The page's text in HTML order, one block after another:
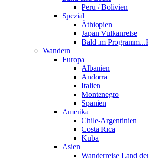
Peru / Bolivien
Spezial
Äthiopien
Japan Vulkanreise
Bald im
Wandern
Europa
Albanien
Andorra
Italien
Montenegro
Spanien
Amerika
Chile-Argentinien
Costa Rica
Kuba
Asien
Wanderreise Land